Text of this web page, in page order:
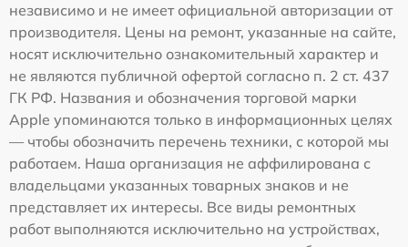
независимо и не имеет официальной авторизации от
производителя. Цены на ремонт, указанные на сайте,
носят исключительно ознакомительный характер и
не являются публичной офертой согласно п. 2 ст. 437
ГК РФ. Названия и обозначения торговой марки
Apple упоминаются только в информационных целях
— чтобы обозначить перечень техники, с которой мы
работаем. Наша организация не аффилирована с
владельцами указанных товарных знаков и не
представляет их интересы. Все виды ремонтных
работ выполняются исключительно на устройствах,